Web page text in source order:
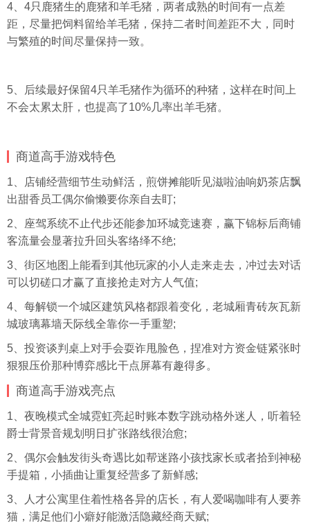
4、4只鹿猪生的鹿猪和羊毛猪，两者成熟的时间有一点差
距，尽量把饲料留给羊毛猪，保持二者时间差距不大，同时
与繁殖的时间尽量保持一致。
5、后续最好保留4只羊毛猪作为循环的种猪，这样在时间上
不会太累太肝，也提高了10%几率出羊毛猪。
商道高手游戏特色
1、店铺经营细节生动鲜活，煎饼摊能听见滋啦油响奶茶店飘
出甜香员工偶尔偷懒要你亲自去盯;
2、座驾系统不止代步还能参加环城竞速赛，赢下锦标后商铺
客流量会显著拉升回头客络绎不绝;
3、街区地图上能看到其他玩家的小人走来走去，冲过去对话
可以切磋口才赢了直接抢走对方人气值;
4、每解锁一个城区建筑风格都跟着变化，老城厢青砖灰瓦新
城玻璃幕墙天际线全靠你一手重塑;
5、投资谈判桌上对手会耍诈甩脸色，捏准对方资金链紧张时
狠狠压价那种博弈感比干点屏幕有趣得多。
商道高手游戏亮点
1、夜晚模式全城霓虹亮起时账本数字跳动格外迷人，听着轻
爵士背景音规划明日扩张路线很治愈;
2、偶尔会触发街头奇遇比如帮迷路小孩找家长或者拾到神秘
手提箱，小插曲让重复经营多了新鲜感;
3、人才公寓里住着性格各异的店长，有人爱喝咖啡有人要养
猫，满足他们小癖好能激活隐藏经商天赋;